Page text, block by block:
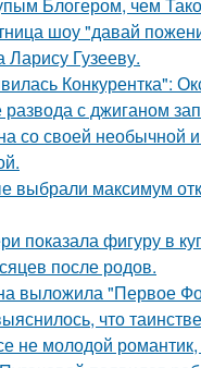
шоу "давай
Ларису Гузееву.
Конкурентка":
с джиганом
со своей необычной
выбрали максимум
показала фигуру в
после родов.
выложила "Первое
что
не молодой